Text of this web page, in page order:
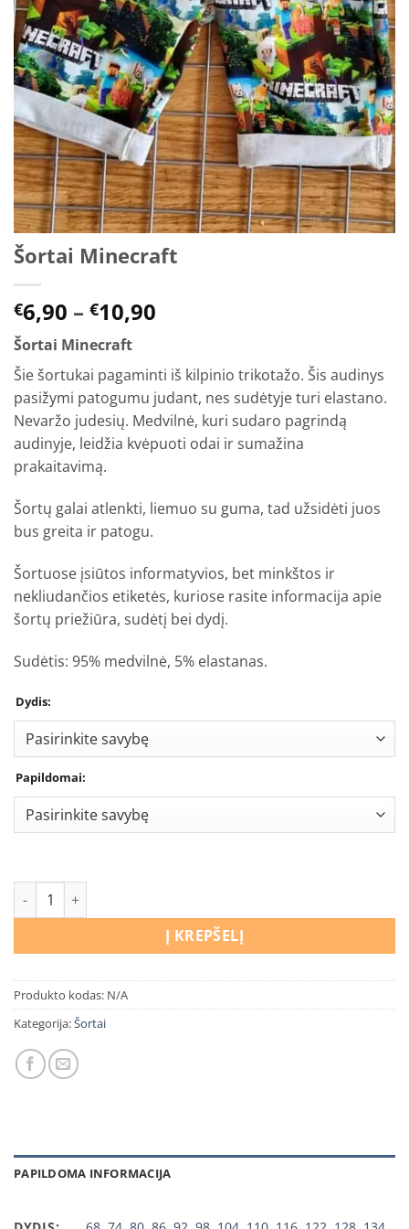
Šortai Minecraft
€6,90 – €10,90
through
€10,90
Šortai Minecraft
Šie šortukai pagaminti iš kilpinio trikotažo. Šis audinys
pasižymi patogumu judant, nes sudėtyje turi elastano.
Nevaržo judesių. Medvilnė, kuri sudaro pagrindą
audinyje, leidžia kvėpuoti odai ir sumažina
prakaitavimą.
Šortų galai atlenkti, liemuo su guma, tad užsidėti juos
bus greita ir patogu.
Šortuose įsiūtos informatyvios, bet minkštos ir
nekliudančios etiketės, kuriose rasite informacija apie
šortų priežiūra, sudėtį bei dydį.
Sudėtis: 95% medvilnė, 5% elastanas.
Dydis:
Papildomai:
produkto kiekis: Šortai Minecraft
Į KREPŠELĮ
Produkto kodas: N/A
Kategorija:Šortai
PAPILDOMA INFORMACIJA